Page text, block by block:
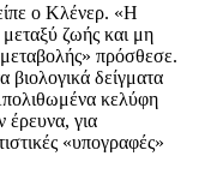
ο Κλένερ. «Η
ζωής και μη
πρόσθεσε.
δείγματα
κελύφη
για
«υπογραφές»